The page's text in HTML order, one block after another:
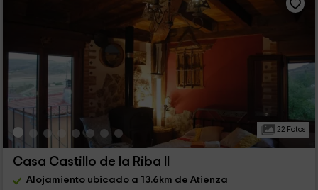
22 Fotos
Casa Castillo de la Riba II
Alojamiento ubicado a 13.6km de Atienza